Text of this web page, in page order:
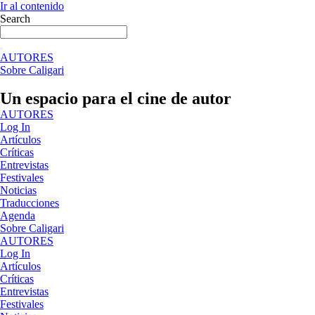
Ir al contenido
Search
AUTORES
Sobre Caligari
Un espacio para el cine de autor
AUTORES
Log In
Artículos
Críticas
Entrevistas
Festivales
Noticias
Traducciones
Agenda
Sobre Caligari
AUTORES
Log In
Artículos
Críticas
Entrevistas
Festivales